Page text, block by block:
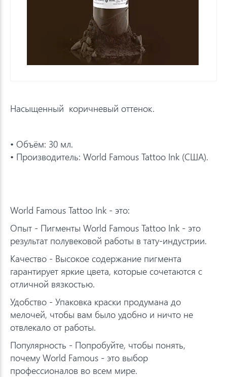
Насыщенный коричневый оттенок.
• Объём: 30 мл.
• Производитель: World Famous Tattoo Ink (США).
World Famous Tattoo Ink - это:
Опыт - Пигменты World Famous Tattoo Ink - это
результат полувековой работы в тату-индустрии.
Качество - Высокое содержание пигмента
гарантирует яркие цвета, которые сочетаются с
отличной вязкостью.
Удобство - Упаковка краски продумана до
мелочей, чтобы вам было удобно и ничто не
отвлекало от работы.
Популярность - Попробуйте, чтобы понять,
почему World Famous - это выбор
профессионалов во всем мире.